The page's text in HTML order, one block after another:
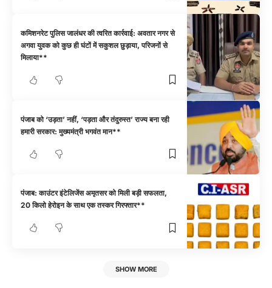
कमिशनरेट पुलिस जालंधर की त्वरित कार्रवाई: अवतार नगर से
अगवा युवक को कुछ ही घंटों में सकुशल छुड़ाया, परिजनों से
मिलाया**
पंजाब को ‘उड़ता’ नहीं, ‘पड़ता और तंदुरुस्त’ राज्य बना रही
हमारी सरकार: मुख्यमंत्री भगवंत मान**
पंजाब: काउंटर इंटेलिजेंस अमृतसर को मिली बड़ी सफलता,
20 किलो हेरोइन के साथ एक तस्कर गिरफ्तार**
SHOW MORE